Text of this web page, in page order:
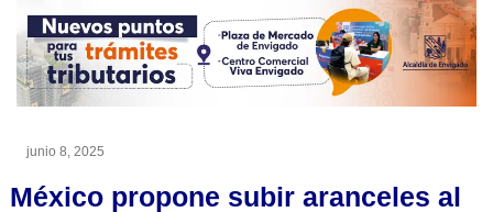
junio 8, 2025
México propone subir aranceles al